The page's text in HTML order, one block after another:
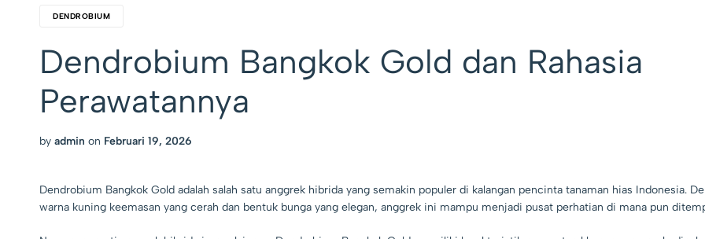
DENDROBIUM
Dendrobium Bangkok Gold dan Rahasia
Perawatannya
by admin on Februari 19, 2026
Dendrobium Bangkok Gold adalah salah satu anggrek hibrida yang semakin populer di kalangan pencinta tanaman hias Indonesia.
warna kuning keemasan yang cerah dan bentuk bunga yang elegan, anggrek ini mampu menjadi pusat perhatian di mana pun